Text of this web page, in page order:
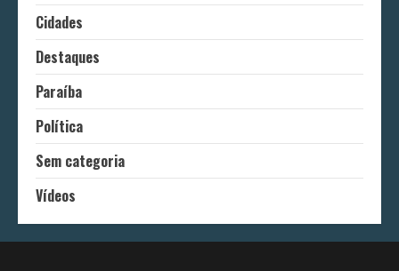
Cidades
Destaques
Paraíba
Política
Sem categoria
Vídeos